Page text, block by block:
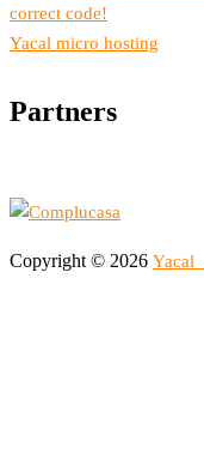
correct code!
Yacal micro hosting
Partners
Copyright © 2026 Yacal